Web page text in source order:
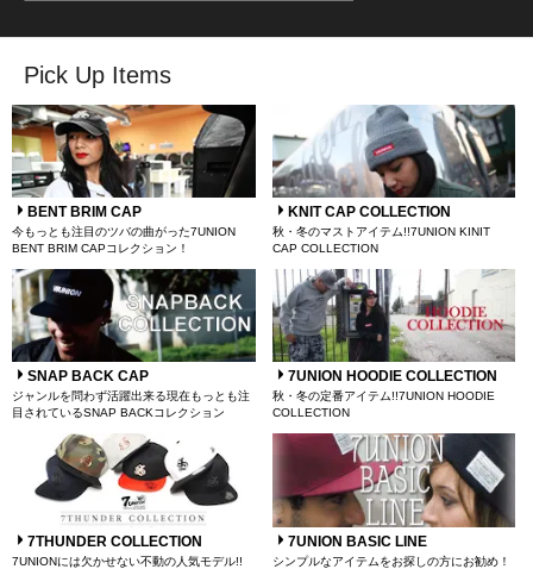
Pick Up Items
BENT BRIM CAP
今もっとも注目のツバの曲がった7UNION
BENT BRIM CAPコレクション！
KNIT CAP COLLECTION
秋・冬のマストアイテム!!7UNION KINIT
CAP COLLECTION
SNAP BACK CAP
ジャンルを問わず活躍出来る現在もっとも注
目されているSNAP BACKコレクション
7UNION HOODIE COLLECTION
秋・冬の定番アイテム!!7UNION HOODIE
COLLECTION
7THUNDER COLLECTION
7UNIONには欠かせない不動の人気モデル!!
7UNION BASIC LINE
シンプルなアイテムをお探しの方にお勧め！